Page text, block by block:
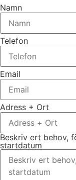
Namn
Telefon
Email
Adress + Ort
Beskriv ert behov,
startdatum